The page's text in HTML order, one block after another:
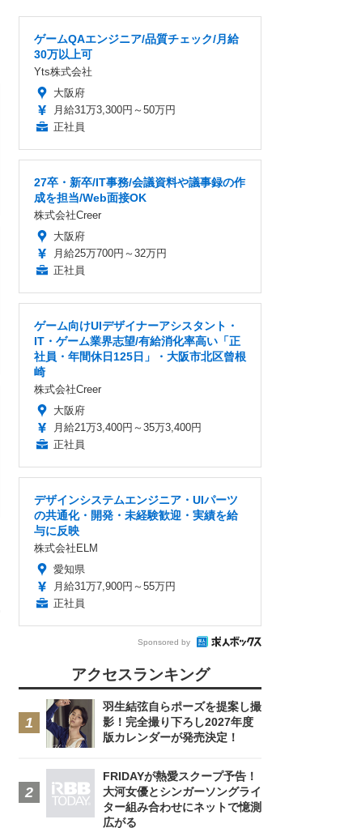
ゲームQAエンジニア/品質チェック/月給
30万以上可
Yts株式会社
大阪府
月給31万3,300円～50万円
正社員
27卒・新卒/IT事務/会議資料や議事録の作
成を担当/Web面接OK
株式会社Creer
大阪府
月給25万700円～32万円
正社員
ゲーム向けUIデザイナーアシスタント・
IT・ゲーム業界志望/有給消化率高い「正
社員・年間休日125日」・大阪市北区曾根
崎
株式会社Creer
大阪府
月給21万3,400円～35万3,400円
正社員
デザインシステムエンジニア・UIパーツ
の共通化・開発・未経験歓迎・実績を給
与に反映
株式会社ELM
愛知県
月給31万7,900円～55万円
正社員
Sponsored by
アクセスランキング
羽生結弦自らポーズを提案し撮
影！完全撮り下ろし2027年度
版カレンダーが発売決定！
FRIDAYが熱愛スクープ予告！
大河女優とシンガーソングライ
ター組み合わせにネットで憶測
広がる